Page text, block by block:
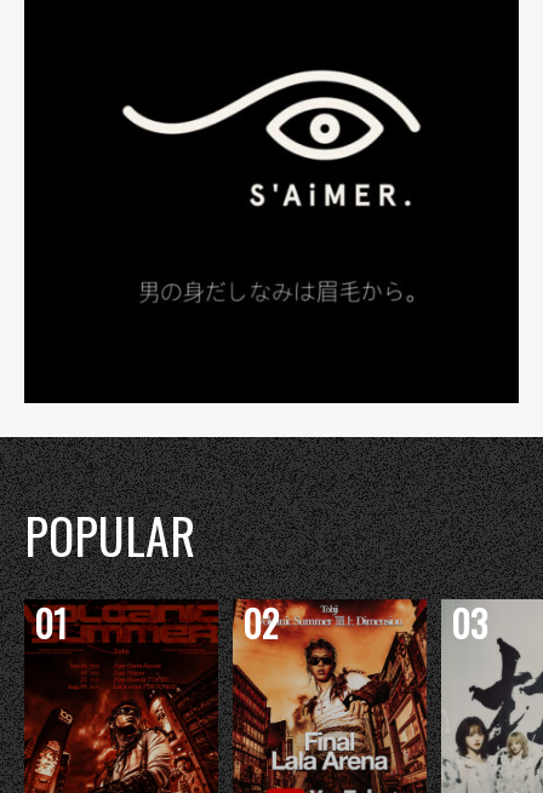
POPULAR